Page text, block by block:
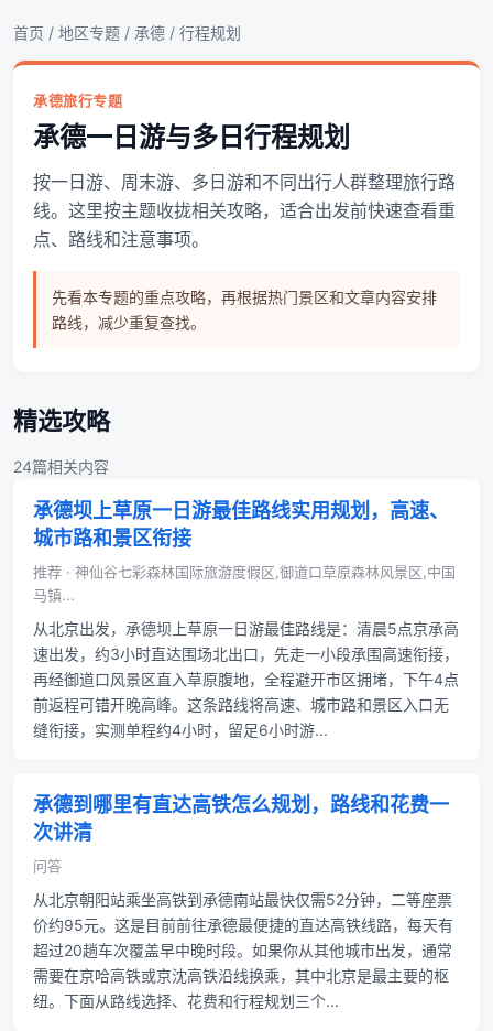
首页 / 地区专题 / 承德 / 行程规划
承德旅行专题
承德一日游与多日行程规划
按一日游、周末游、多日游和不同出行人群整理旅行路
线。这里按主题收拢相关攻略，适合出发前快速查看重
点、路线和注意事项。
先看本专题的重点攻略，再根据热门景区和文章内容安排
路线，减少重复查找。
精选攻略
24篇相关内容
承德坝上草原一日游最佳路线实用规划，高速、
城市路和景区衔接
推荐 · 神仙谷七彩森林国际旅游度假区,御道口草原森林风景区,中国
马镇...
从北京出发，承德坝上草原一日游最佳路线是：清晨5点京承高
速出发，约3小时直达围场北出口，先走一小段承围高速衔接，
再经御道口风景区直入草原腹地，全程避开市区拥堵，下午4点
前返程可错开晚高峰。这条路线将高速、城市路和景区入口无
缝衔接，实测单程约4小时，留足6小时游...
承德到哪里有直达高铁怎么规划，路线和花费一
次讲清
问答
从北京朝阳站乘坐高铁到承德南站最快仅需52分钟，二等座票
价约95元。这是目前前往承德最便捷的直达高铁线路，每天有
超过20趟车次覆盖早中晚时段。如果你从其他城市出发，通常
需要在京哈高铁或京沈高铁沿线换乘，其中北京是最主要的枢
纽。下面从路线选择、花费和行程规划三个...